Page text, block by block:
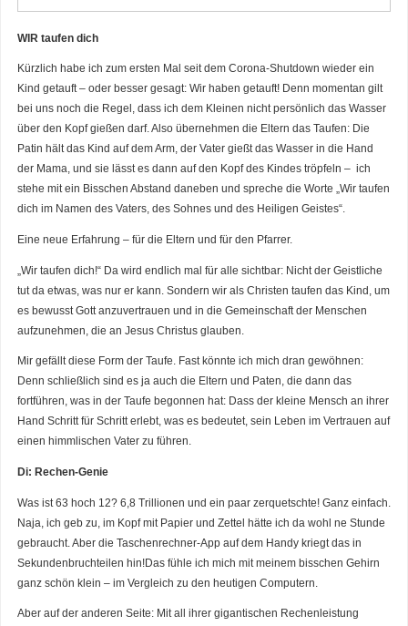
WIR taufen dich
Kürzlich habe ich zum ersten Mal seit dem Corona-Shutdown wieder ein
Kind getauft – oder besser gesagt: Wir haben getauft! Denn momentan gilt
bei uns noch die Regel, dass ich dem Kleinen nicht persönlich das Wasser
über den Kopf gießen darf. Also übernehmen die Eltern das Taufen: Die
Patin hält das Kind auf dem Arm, der Vater gießt das Wasser in die Hand
der Mama, und sie lässt es dann auf den Kopf des Kindes tröpfeln – ich
stehe mit ein Bisschen Abstand daneben und spreche die Worte „Wir taufen
dich im Namen des Vaters, des Sohnes und des Heiligen Geistes“.
Eine neue Erfahrung – für die Eltern und für den Pfarrer.
„Wir taufen dich!“ Da wird endlich mal für alle sichtbar: Nicht der Geistliche
tut da etwas, was nur er kann. Sondern wir als Christen taufen das Kind, um
es bewusst Gott anzuvertrauen und in die Gemeinschaft der Menschen
aufzunehmen, die an Jesus Christus glauben.
Mir gefällt diese Form der Taufe. Fast könnte ich mich dran gewöhnen:
Denn schließlich sind es ja auch die Eltern und Paten, die dann das
fortführen, was in der Taufe begonnen hat: Dass der kleine Mensch an ihrer
Hand Schritt für Schritt erlebt, was es bedeutet, sein Leben im Vertrauen auf
einen himmlischen Vater zu führen.
Di: Rechen-Genie
Was ist 63 hoch 12? 6,8 Trillionen und ein paar zerquetschte! Ganz einfach.
Naja, ich geb zu, im Kopf mit Papier und Zettel hätte ich da wohl ne Stunde
gebraucht. Aber die Taschenrechner-App auf dem Handy kriegt das in
Sekundenbruchteilen hin!Das fühle ich mich mit meinem bisschen Gehirn
ganz schön klein – im Vergleich zu den heutigen Computern.
Aber auf der anderen Seite: Mit all ihrer gigantischen Rechenleistung